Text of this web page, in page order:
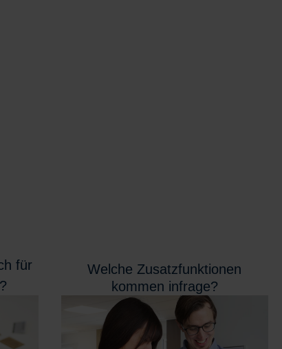
für
Welche Zusatzfunktionen
kommen infrage?